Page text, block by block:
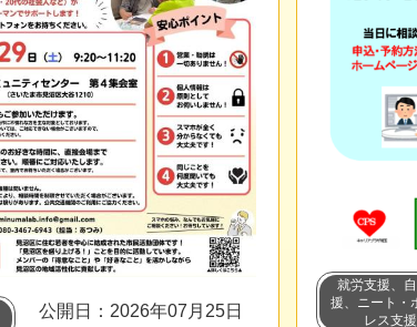
公開日：2026年07月25日
就労支援、
援、ニート・
レス支援